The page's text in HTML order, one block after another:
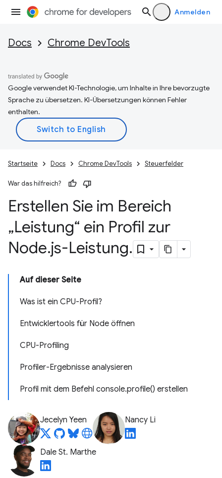
Anmelden
Docs Chrome DevTools
Google verwendet KI-Technologie, um Inhalte in Ihre bevorzugte
Sprache zu übersetzen. KI-Übersetzungen können Fehler
enthalten.
Startseite Docs Chrome DevTools Steuerfelder
War das hilfreich?
Erstellen Sie im Bereich
„Leistung“ ein Profil zur
Node.js-Leistung.
Auf dieser Seite
Was ist ein CPU-Profil?
Entwicklertools für Node öffnen
CPU-Profiling
Profiler-Ergebnisse analysieren
Profil mit dem Befehl console.profile() erstellen
Jecelyn Yeen Nancy Li
Dale St. Marthe